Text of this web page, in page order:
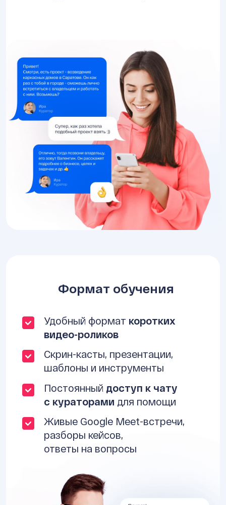
Формат обучения
Удобный формат коротких
видео-роликов
Скрин-касты, презентации,
шаблоны и инструменты
Постоянный доступ к чату
с кураторами для помощи
Живые Google Meet-встречи,
разборы кейсов,
ответы на вопросы